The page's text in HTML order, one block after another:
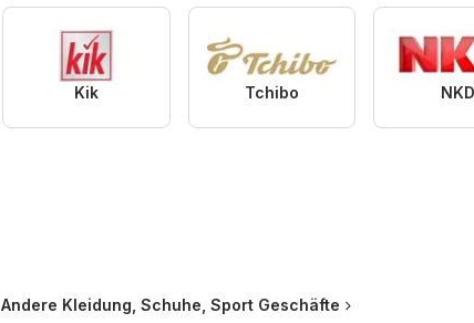
Kik Tchibo NKD
Andere Kleidung, Schuhe, Sport Geschäfte